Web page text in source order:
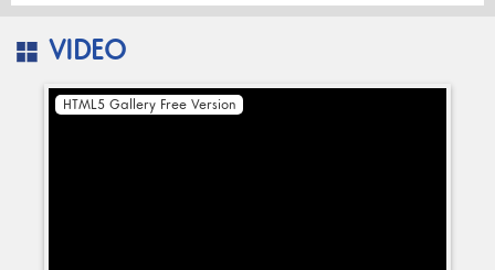
VIDEO
HTML5 Gallery Free Version